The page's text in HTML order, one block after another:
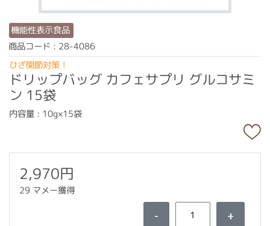
機能性表示食品
商品コード : 28-4086
ひざ関節対策！
ドリップバッグ カフェサプリ グルコサミ
ン 15袋
内容量 : 10g×15袋
2,970円
29 マメー獲得
- +